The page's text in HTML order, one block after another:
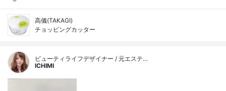
高儀(TAKAGI)
チョッピングカッター
ビューティライフデザイナー / 元エステ…
ICHIMI